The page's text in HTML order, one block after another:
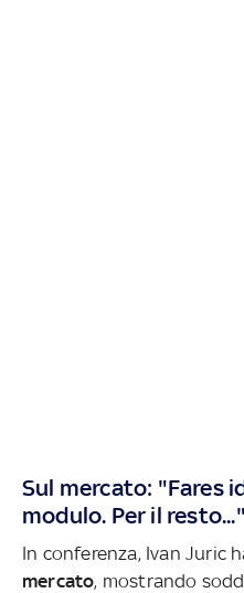
Sul mercato: "Fares
modulo. Per il resto..."
In conferenza, Ivan Juric
mercato, mostrando